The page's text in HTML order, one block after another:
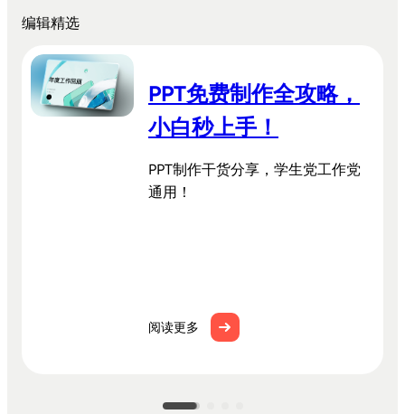
思维导图生成PPT
Markdown生成PPT
文字转PPT
文件转PPT
编辑精选
PPT免费制作全攻略，
小白秒上手！
PPT制作干货分享，学生党工作党
通用！
阅读更多